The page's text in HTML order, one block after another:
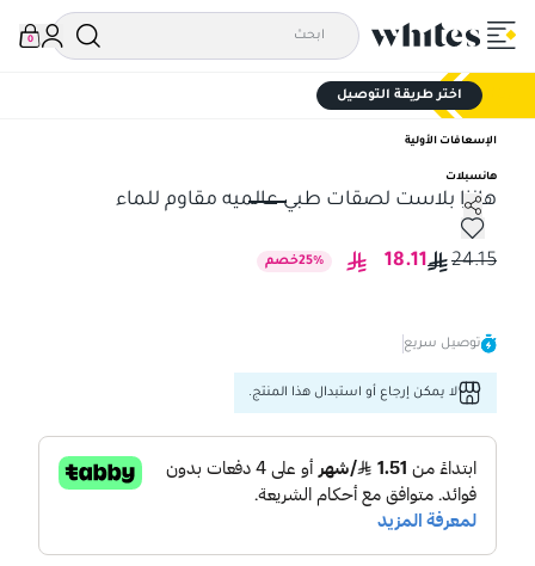
0
اختر طريقة التوصيل
الإسعافات الأولية
هانسبلات
هانزا بلاست لصقات طبي عالميه مقاوم للماء
هانزا بلاست لصقات طبي عالميه مقاوم للماء
24.15
18.11
25% خصم
توصيل سريع
لا يمكن إرجاع أو استبدال هذا المنتج.